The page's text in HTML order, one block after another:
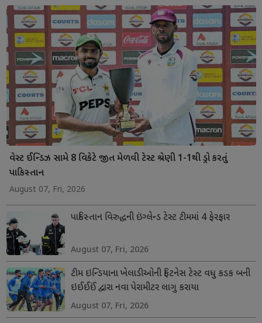
વેસ્ટ ઈન્ડિઝ સામે 8 વિકેટે જીત મેળવી ટેસ્ટ શ્રેણી 1-1થી ડ્રો કરતું
પાકિસ્તાન
August 07, Fri, 2026
પાકિસ્તાન વિરુદ્ધની ઇંગ્લેન્ડ ટેસ્ટ ટીમમાં 4 ફેરફાર
August 07, Fri, 2026
ટીમ ઇન્ડિયાના ખેલાડીઓની ફિટનેસ ટેસ્ટ વધુ કડક બની
ઇઈઈઈં દ્વારા નવા પેરામીટર લાગુ કરાયા
August 07, Fri, 2026